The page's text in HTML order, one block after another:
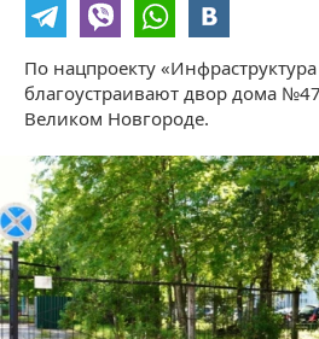
По нацпроекту
благоустраивают двор дома
Великом Новгороде.